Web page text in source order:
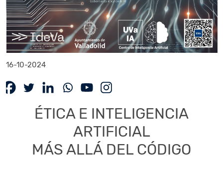
16-10-2024
ÉTICA E INTELIGENCIA
ARTIFICIAL
MÁS ALLÁ DEL CÓDIGO